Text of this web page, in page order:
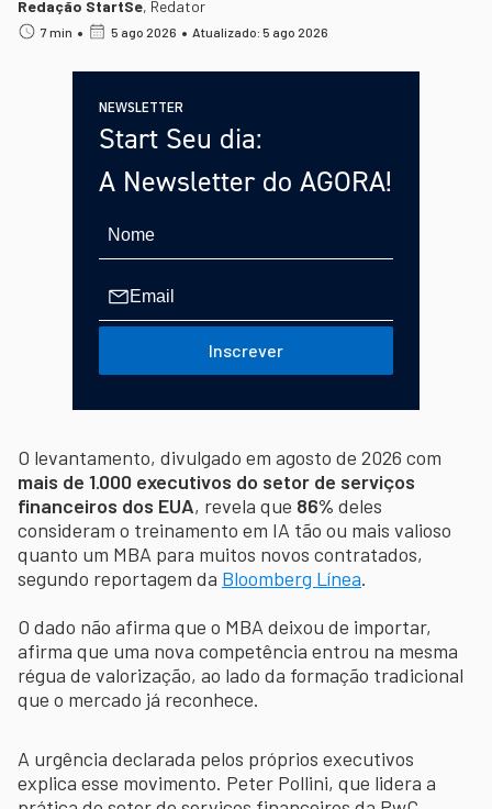
Redação StartSe, Redator
7 min • 5 ago 2026 • Atualizado: 5 ago 2026
NEWSLETTER
Start Seu dia:
A Newsletter do AGORA!
Inscrever
O levantamento, divulgado em agosto de 2026 com
mais de 1.000 executivos do setor de serviços
financeiros dos EUA, revela que 86% deles
consideram o treinamento em IA tão ou mais valioso
quanto um MBA para muitos novos contratados,
segundo reportagem da Bloomberg Línea.
O dado não afirma que o MBA deixou de importar,
afirma que uma nova competência entrou na mesma
régua de valorização, ao lado da formação tradicional
que o mercado já reconhece.
A urgência declarada pelos próprios executivos
explica esse movimento. Peter Pollini, que lidera a